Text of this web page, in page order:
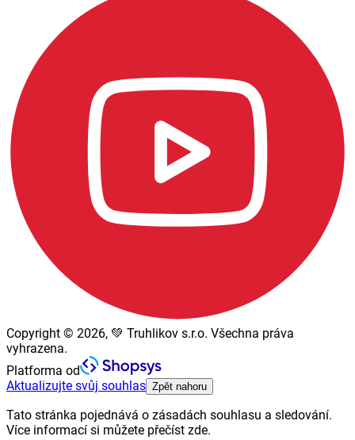
Copyright © 2026, 💚 Truhlikov s.r.o. Všechna práva
vyhrazena.
Platforma od
Aktualizujte svůj souhlas Zpět nahoru
Tato stránka pojednává o zásadách souhlasu a sledování.
Více informací si můžete přečíst zde.